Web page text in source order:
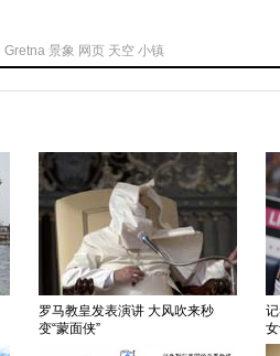
Gretna 景象 网页 天空 小镇
罗马教皇发表演讲 大风吹来秒
变“蒙面侠”